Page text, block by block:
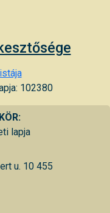
102380
lapja
u. 10 455